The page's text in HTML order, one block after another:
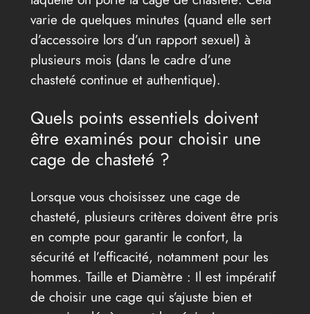
varie de quelques minutes (quand elle sert
d’accessoire lors d’un rapport sexuel) à
plusieurs mois (dans le cadre d’une
chasteté continue et authentique).
Quels points essentiels doivent
être examinés pour choisir une
cage de chasteté ?
Lorsque vous choisissez une cage de
chasteté, plusieurs critères doivent être pris
en compte pour garantir le confort, la
sécurité et l’efficacité, notamment pour les
hommes. Taille et Diamètre : Il est impératif
de choisir une cage qui s’ajuste bien et